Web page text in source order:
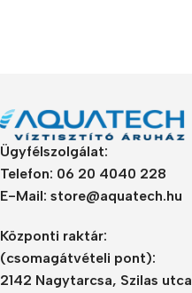
Ügyfélszolgálat:
Telefon: 06 20 4040 228
E-Mail: store@aquatech.hu
Központi raktár:
(csomagátvételi pont):
2142 Nagytarcsa, Szilas utca